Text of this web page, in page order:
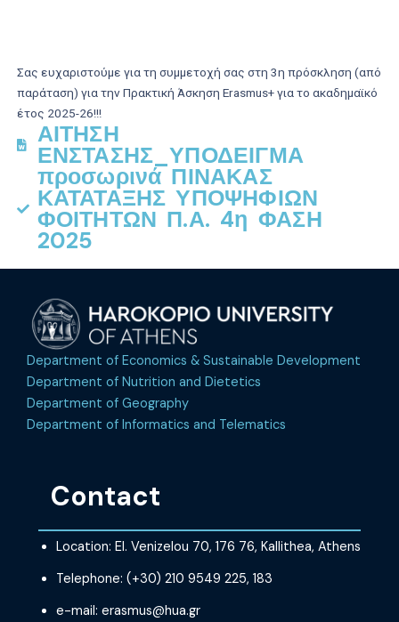
Σας ευχαριστούμε για τη συμμετοχή σας στη 3η πρόσκληση (από
παράταση) για τηνΠρακτική Άσκηση Erasmus+για το ακαδημαϊκό
έτος 2025-26!!!
ΑΙΤΗΣΗ
ΕΝΣΤΑΣΗΣ_ΥΠΟΔΕΙΓΜΑ
προσωρινά ΠΙΝΑΚΑΣ
ΚΑΤΑΤΑΞΗΣ ΥΠΟΨΗΦΙΩΝ
ΦΟΙΤΗΤΩΝ Π.Α. 4η ΦΑΣΗ
2025
Department of Economics & Sustainable Development
Department of Nutrition and Dietetics
Department of Geography
Department of Informatics and Telematics
Contact
Location: El. Venizelou 70, 176 76, Kallithea, Athens
Telephone: (+30) 210 9549 225, 183
e-mail: erasmus@hua.gr